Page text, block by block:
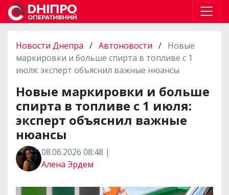
Новости Днепра / Автоновости / Новые
маркировки и больше спирта в топливе с 1
июля: эксперт объяснил важные нюансы
Новые маркировки и больше
спирта в топливе с 1 июля:
эксперт объяснил важные
нюансы
08.06.2026 08:48 |
Алена Эрдем